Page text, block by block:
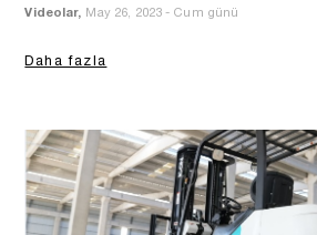
Videolar, May 26, 2023 - Cum günü
Daha fazla